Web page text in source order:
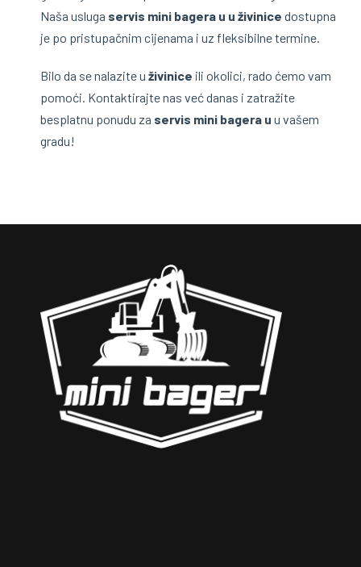
Naša usluga servis mini bagera u u živinice dostupna
je po pristupačnim cijenama i uz fleksibilne termine.
Bilo da se nalazite u živinice ili okolici, rado ćemo vam
pomoći. Kontaktirajte nas već danas i zatražite
besplatnu ponudu za servis mini bagera u u vašem
gradu!